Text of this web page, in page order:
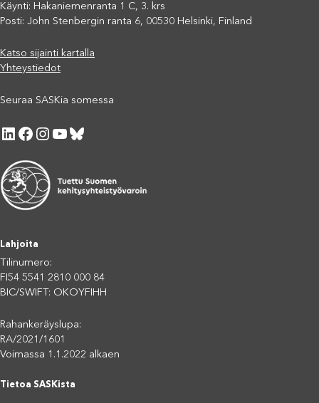
Käynti: Hakaniemenranta 1 C, 3. krs
Posti: John Stenbergin ranta 6, 00530 Helsinki, Finland
Katso sijainti kartalla
Yhteystiedot
Seuraa SASKia somessa
LinkedIn Facebook Instagram YouTube Bluesky
Lahjoita
Tilinumero:
FI54 5541 2810 000 84
BIC/SWIFT: OKOYFIHH
Rahankeräyslupa:
RA/2021/1601
Voimassa 1.1.2022 alkaen
Tietoa SASKista